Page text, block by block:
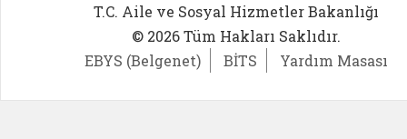
T.C. Aile ve Sosyal Hizmetler Bakanlığı
© 2026 Tüm Hakları Saklıdır.
EBYS (Belgenet)
BİTS Yardım Masası